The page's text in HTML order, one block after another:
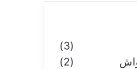
(3)
(2)